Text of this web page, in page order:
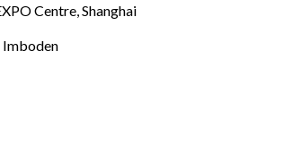
Centre, Shanghai
Imboden